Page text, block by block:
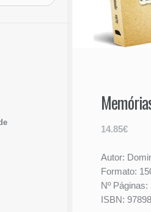
14.85€
Autor:
Formato:
Nº Páginas:
ISBN: